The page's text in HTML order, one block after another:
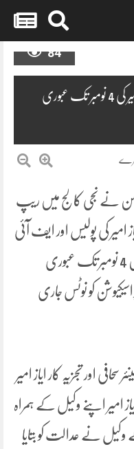
84
جعلی خبر پھیلانے پر سینئر تجزیہ کار ایاز امیر کی 4 نومبر تک عبوری
نے نجی کالج میں ریپ
امیر کی پولیس اور ایف آئی
اے کی جانب سے درج مقدمات میں 4 نومبر تک عبوری
کو نوٹس جاری
اور تجزیہ کار ایاز امیر
امیر اپنے وکیل کے ہمراہ
نے عدالت کو بتایا